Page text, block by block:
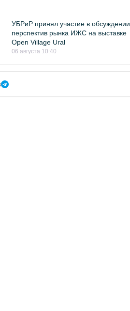
УБРиР принял участие в обсуждении
перспектив рынка ИЖС на выставке
Open Village Ural
06 августа 10:40